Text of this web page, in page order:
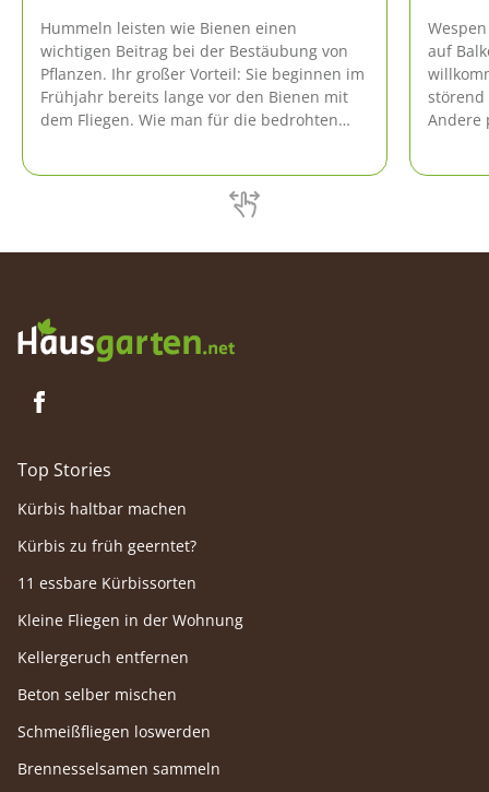
Hummeln leisten wie Bienen einen
wichtigen Beitrag bei der Bestäubung von
Pflanzen. Ihr großer Vorteil: Sie beginnen im
Frühjahr bereits lange vor den Bienen mit
dem Fliegen. Wie man für die bedrohten
auf
störend
Andere
Top Stories
Kürbis haltbar machen
Kürbis zu früh geerntet?
11 essbare Kürbissorten
Kleine Fliegen in der Wohnung
Kellergeruch entfernen
Beton selber mischen
Schmeißfliegen loswerden
Brennesselsamen sammeln